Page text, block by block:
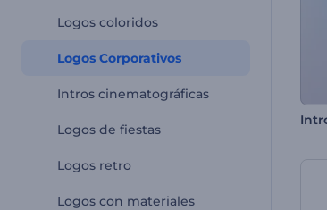
Logos coloridos
Logos Corporativos
Intros cinematográficas
Logos de fiestas
Logos retro
Logos con materiales